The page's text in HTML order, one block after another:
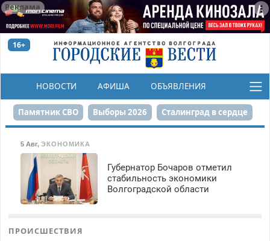
Реклама
16+
НОВОСТИ АФИША ОБЪЯВЛЕНИЯ
КОНКУРСЫ
Памятник СВО Выборы 2026 Сталинград в сердце
Реконструкция ЦПКиО На службе городу
80-летие Победы Парк Героев-летчиков
5 Авг, ЭКОНОМИКА
Губернатор Бочаров отметил
стабильность экономики
Волгоградской области
ПРОИСШЕСТВИЯ